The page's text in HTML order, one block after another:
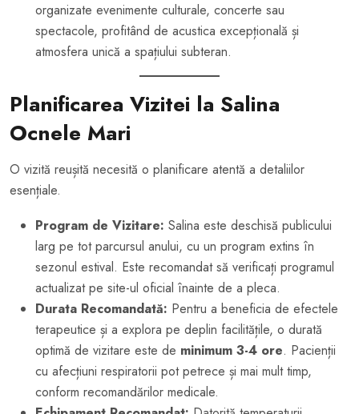
organizate evenimente culturale, concerte sau
spectacole, profitând de acustica excepțională și
atmosfera unică a spațiului subteran.
Planificarea Vizitei la Salina
Ocnele Mari
O vizită reușită necesită o planificare atentă a detaliilor
esențiale.
Program de Vizitare: Salina este deschisă publicului
larg pe tot parcursul anului, cu un program extins în
sezonul estival. Este recomandat să verificați programul
actualizat pe site-ul oficial înainte de a pleca.
Durata Recomandată: Pentru a beneficia de efectele
terapeutice și a explora pe deplin facilitățile, o durată
optimă de vizitare este de minimum 3-4 ore. Pacienții
cu afecțiuni respiratorii pot petrece și mai mult timp,
conform recomandărilor medicale.